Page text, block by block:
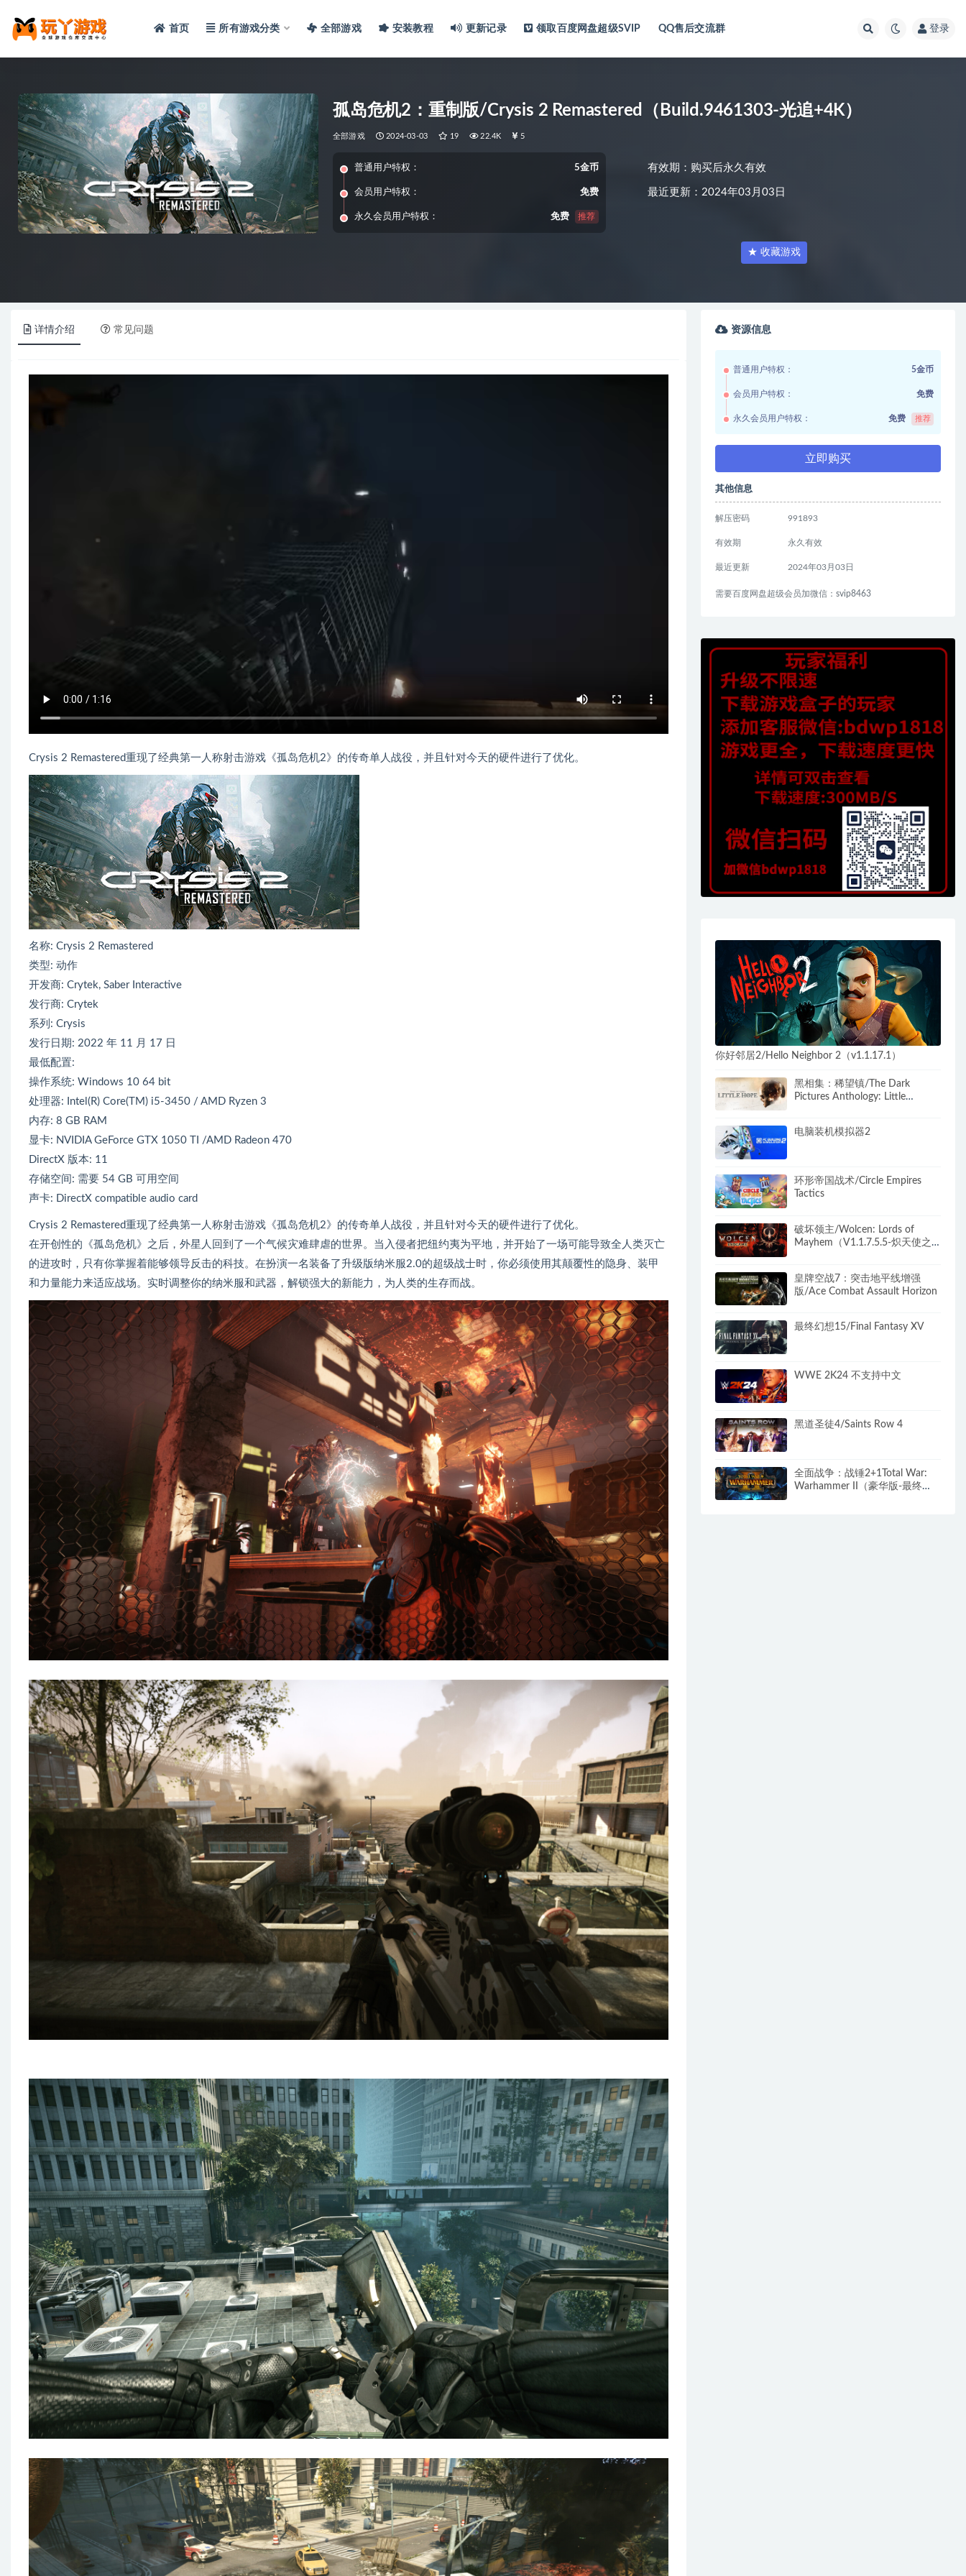
首页 所有游戏分类 全部游戏 安装教程 更新记录 领取百度网盘超级SVIP QQ售后交流群 登录
孤岛危机2：重制版/Crysis 2 Remastered（Build.9461303-光追+4K）
全部游戏 2024-03-03 19 22.4K 5
普通用户特权： 5金币
会员用户特权： 免费
永久会员用户特权： 免费 推荐
有效期：购买后永久有效
最近更新：2024年03月03日
★ 收藏游戏
详情介绍 常见问题
Crysis 2 Remastered重现了经典第一人称射击游戏《孤岛危机2》的传奇单人战役，并且针对今天的硬件进行了优化。
名称: Crysis 2 Remastered
类型: 动作
开发商: Crytek, Saber Interactive
发行商: Crytek
系列: Crysis
发行日期: 2022 年 11 月 17 日
最低配置:
操作系统: Windows 10 64 bit
处理器: Intel(R) Core(TM) i5-3450 / AMD Ryzen 3
内存: 8 GB RAM
显卡: NVIDIA GeForce GTX 1050 TI /AMD Radeon 470
DirectX 版本: 11
存储空间: 需要 54 GB 可用空间
声卡: DirectX compatible audio card
Crysis 2 Remastered重现了经典第一人称射击游戏《孤岛危机2》的传奇单人战役，并且针对今天的硬件进行了优化。
在开创性的《孤岛危机》之后，外星人回到了一个气候灾难肆虐的世界。当入侵者把纽约夷为平地，并开始了一场可能导致全人类灭亡
的进攻时，只有你掌握着能够领导反击的科技。在扮演一名装备了升级版纳米服2.0的超级战士时，你必须使用其颠覆性的隐身、装甲
和力量能力来适应战场。实时调整你的纳米服和武器，解锁强大的新能力，为人类的生存而战。
资源信息
普通用户特权： 5金币
会员用户特权： 免费
永久会员用户特权： 免费 推荐
立即购买
其他信息
解压密码 991893
有效期 永久有效
最近更新 2024年03月03日
需要百度网盘超级会员加微信：svip8463
你好邻居2/Hello Neighbor 2（v1.1.17.1）
黑相集：稀望镇/The Dark
Pictures Anthology: Little
电脑装机模拟器2
环形帝国战术/Circle Empires
Tactics
破坏领主/Wolcen: Lords of
Mayhem（V1.1.7.5.5-炽天使之
皇牌空战7：突击地平线增强
版/Ace Combat Assault Horizon
最终幻想15/Final Fantasy XV
WWE 2K24 不支持中文
黑道圣徒4/Saints Row 4
全面战争：战锤2+1Total War:
Warhammer II（豪华版-最终